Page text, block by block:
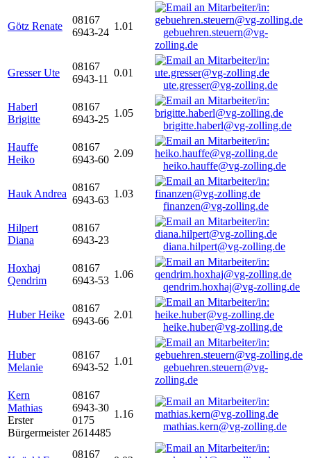
Götz Renate
08167
6943-24
1.01
gebuehren.steuern@vg-
zolling.de
Gresser Ute
08167
6943-11
0.01
ute.gresser@vg-zolling.de
Haberl
Brigitte
08167
6943-25
1.05
brigitte.haberl@vg-zolling.de
Hauffe
Heiko
08167
6943-60
2.09
heiko.hauffe@vg-zolling.de
Hauk Andrea
08167
6943-63
1.03
finanzen@vg-zolling.de
Hilpert
Diana
08167
6943-23
diana.hilpert@vg-zolling.de
Hoxhaj
Qendrim
08167
6943-53
1.06
qendrim.hoxhaj@vg-zolling.de
Huber Heike
08167
6943-66
2.01
heike.huber@vg-zolling.de
Huber
Melanie
08167
6943-52
1.01
gebuehren.steuern@vg-
zolling.de
Kern
Mathias
Erster
Bürgermeister
08167
6943-30
0175
2614485
1.16
mathias.kern@vg-zolling.de
08167